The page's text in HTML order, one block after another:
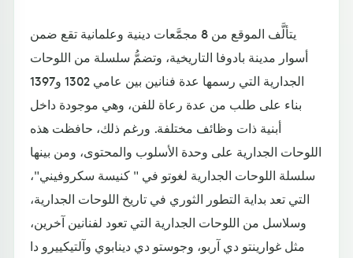
يتألَّف الموقع من 8 مجمَّعات دينية وعلمانية تقع ضمن
أسوار مدينة بادوفا التاريخية، وتضمُّ سلسلة من اللوحات
الجدارية التي رسمها عدة فنانين بين عامي 1302 و1397
بناء على طلب من عدة رعاة للفن، وهي موجودة داخل
أبنية ذات وظائف مختلفة. ورغم ذلك، حافظت هذه
اللوحات الجدارية على وحدة الأسلوب والمحتوى، ومن بينها
سلسلة اللوحات الجدارية لغوتو في " كنيسة سكروفيني"،
التي تعد بداية التطور الثوري في تاريخ اللوحات الجدارية،
وسلاسل من اللوحات الجدارية التي تعود لفنانين آخرين،
مثل غوارينتو دي آربو، وجوستو دي دينابوي وآلتيكييرو دا